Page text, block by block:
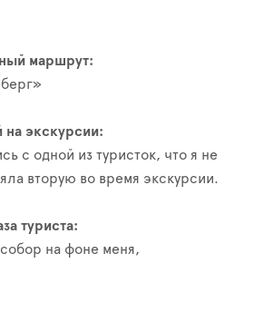
маршрут:
на экскурсии:
с одной из туристок, что я не
вторую во время экскурсии.
туриста:
на фоне меня,